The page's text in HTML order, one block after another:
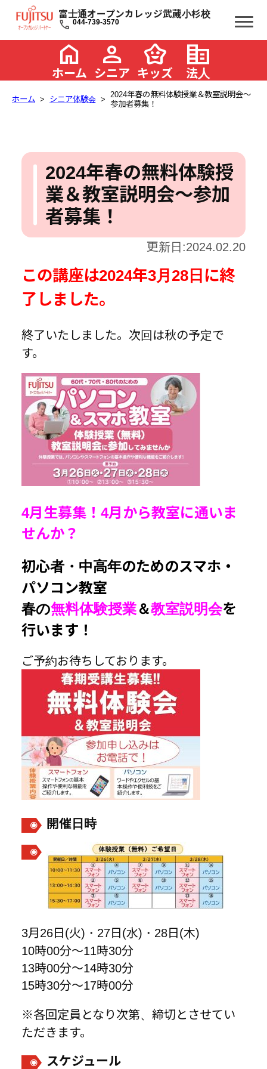
富士通オープンカレッジ武蔵小杉校
call 044-739-3570
home
ホーム
person
シニア
family_star
キッズ
corporate_fare
法人
ホーム シニア体験会
2024年春の無料体験授業＆教室説明会～
参加者募集！
2024年春の無料体験授
業＆教室説明会～参加
者募集！
更新日:2024.02.20
この講座は2024年3月28日に終
了しました。
終了いたしました。次回は秋の予定で
す。
4月生募集！4月から教室に通いま
せんか？
初心者・中高年のためのスマホ・
パソコン教室
春の無料体験授業＆教室説明会を
行います！
ご予約お待ちしております。
開催日時
3月26日(火)・27日(水)・28日(木)
10時00分～11時30分
13時00分～14時30分
15時30分～17時00分
※各回定員となり次第、締切とさせてい
ただきます。
スケジュール